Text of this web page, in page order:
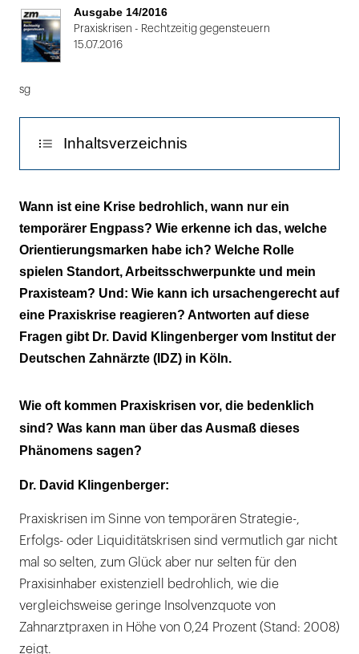
von
2:
Dr.
Klingenberger
|
Ausgabe 14/2016
Praxiskrisen - Rechtzeitig gegensteuern
15.07.2016
sg
Inhaltsverzeichnis
Lassen Sie sich nicht in den Ruinen Ihrer
Gewohnheiten nieder!
„Don’t cry over spilt milk!“
Entscheidend ist immer die Liquidität!
Wann ist eine Krise bedrohlich, wann nur ein
temporärer Engpass? Wie erkenne ich das, welche
Orientierungsmarken habe ich? Welche Rolle
spielen Standort, Arbeitsschwerpunkte und mein
Praxisteam? Und: Wie kann ich ursachengerecht auf
eine Praxiskrise reagieren? Antworten auf diese
Fragen gibt Dr. David Klingenberger vom Institut der
Deutschen Zahnärzte (IDZ) in Köln.
Wie oft kommen Praxiskrisen vor, die bedenklich
sind? Was kann man über das Ausmaß dieses
Phänomens sagen?
Dr. David Klingenberger:
Praxiskrisen im Sinne von temporären Strategie-,
Erfolgs- oder Liquiditätskrisen sind vermutlich gar nicht
mal so selten, zum Glück aber nur selten für den
Praxisinhaber existenziell bedrohlich, wie die
vergleichsweise geringe Insolvenzquote von
Zahnarztpraxen in Höhe von 0,24 Prozent (Stand: 2008)
zeigt.